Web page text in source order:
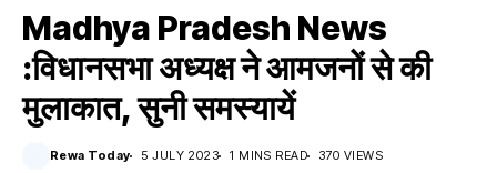
Madhya Pradesh News
:विधानसभा अध्यक्ष ने आमजनों से की
मुलाकात, सुनी समस्यायें
Rewa Today 5 JULY 2023 1 MINS READ 370 VIEWS